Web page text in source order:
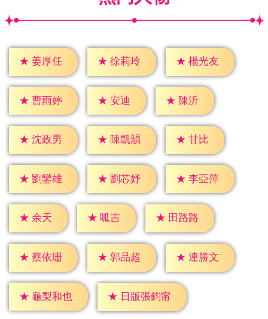
★ 姜厚任 ★ 徐莉玲 ★ 楊光友
★ 曹雨婷 ★ 安迪 ★ 陳沂
★ 沈政男 ★ 陳凱韻 ★ 甘比
★ 劉鑾雄 ★ 劉芯妤 ★ 李亞萍
★ 余天 ★ 呱吉 ★ 田路路
★ 蔡依珊 ★ 郭品超 ★ 連勝文
★ 龜梨和也 ★ 日版張鈞甯